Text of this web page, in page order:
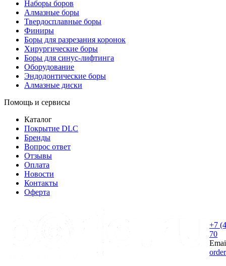
Наборы боров
Алмазные боры
Твердосплавные боры
Финиры
Боры для разрезания коронок
Хирургические боры
Боры для синус-лифтинга
Оборудование
Эндодонтические боры
Алмазные диски
Помощь и сервисы
Каталог
Покрытие DLC
Бренды
Вопрос ответ
Отзывы
Оплата
Новости
Контакты
Оферта
+7
70